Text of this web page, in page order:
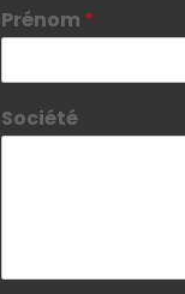
Prénom *
Société